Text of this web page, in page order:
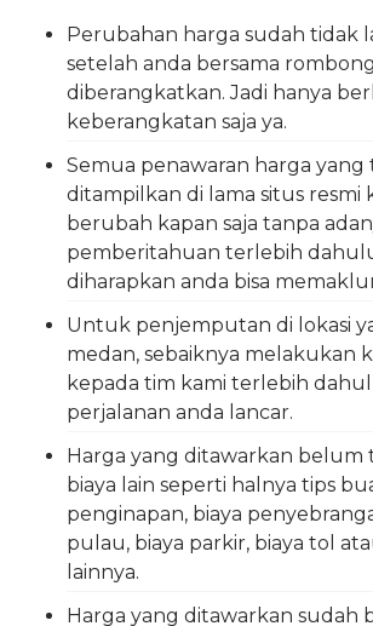
Perubahan harga sudah tidak
setelah anda bersama
diberangkatkan. Jadi hanya
keberangkatan saja ya.
Semua penawaran harga yang
ditampilkan di lama situs resmi
berubah kapan saja tanpa
pemberitahuan terlebih
diharapkan anda bisa
Untuk penjemputan di lokasi
medan, sebaiknya melakukan
kepada tim kami terlebih
perjalanan anda lancar.
Harga yang ditawarkan belum
biaya lain seperti halnya tips
penginapan, biaya
pulau, biaya parkir, biaya tol
lainnya.
Harga yang ditawarkan sudah